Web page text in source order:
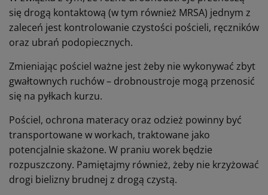
się drogą kontaktową (w tym również MRSA) jednym z
zaleceń jest kontrolowanie czystości pościeli, ręczników
oraz ubrań podopiecznych.
Zmieniając pościel ważne jest żeby nie wykonywać zbyt
gwałtownych ruchów – drobnoustroje mogą przenosić
się na pyłkach kurzu.
Pościel, ochrona materacy oraz odzież powinny być
transportowane w workach, traktowane jako
potencjalnie skażone. W praniu worek będzie
rozpuszczony. Pamiętajmy również, żeby nie krzyżować
drogi bielizny brudnej z drogą czystą.